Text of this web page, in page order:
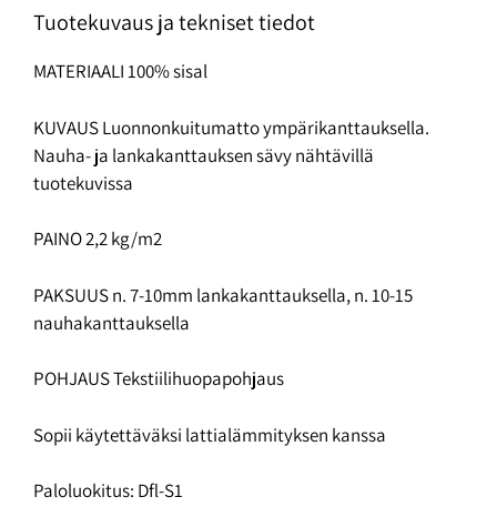
Tuotekuvaus ja tekniset tiedot
MATERIAALI 100% sisal
KUVAUS Luonnonkuitumatto ympärikanttauksella.
Nauha- ja lankakanttauksen sävy nähtävillä
tuotekuvissa
PAINO 2,2 kg/m2
PAKSUUS n. 7-10mm lankakanttauksella, n. 10-15
nauhakanttauksella
POHJAUS Tekstiilihuopapohjaus
Sopii käytettäväksi lattialämmityksen kanssa
Paloluokitus: Dfl-S1